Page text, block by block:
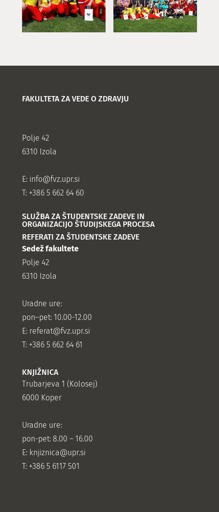
FAKULTETA ZA VEDE O ZDRAVJU
Polje 42
6310 Izola
E: info@fvz.upr.si
T: +386 5 662 64 60
SLUŽBA ZA ŠTUDENTSKE ZADEVE IN
ORGANIZACIJO ŠTUDIJSKEGA PROCESA
REFERATI ZA ŠTUDENTSKE ZADEVE
Sedež fakultete
Polje 42
6310 Izola
Uradne ure:
pon–pet: 10.00-12.00
E: referat@fvz.upr.si
T: +386 5 662 64 61
KNJIŽNICA
Trubarjeva 1 (Kolosej)
6000 Koper
Uradne ure:
pon-pet: 8.00 – 16.00
E: knjiznica@upr.si
T: +386 5 6117 501